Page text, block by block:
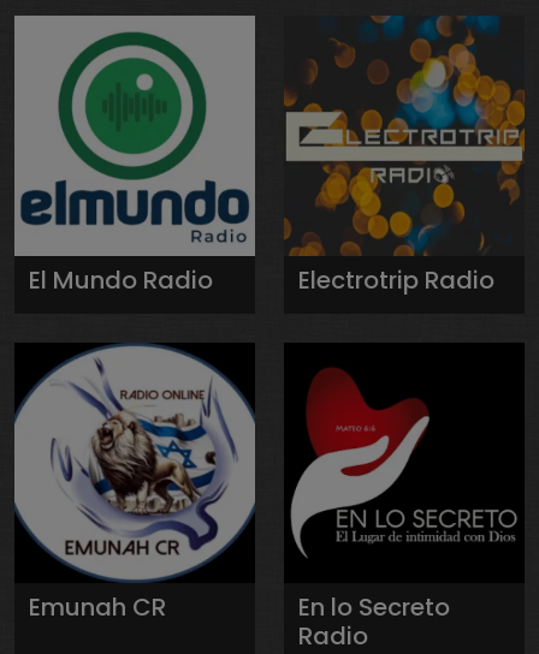
El Mundo Radio Electrotrip Radio
Emunah CR
En lo Secreto
Radio